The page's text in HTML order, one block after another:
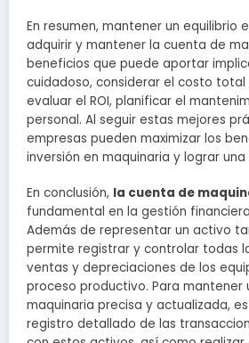
En resumen, mantener un equilibrio
adquirir y mantener la cuenta de
beneficios que puede aportar
cuidadoso, considerar el costo
evaluar el ROI, planificar el
personal. Al seguir estas mejores
empresas pueden maximizar los
inversión en maquinaria y lograr
En conclusión, la cuenta de
fundamental en la gestión
Además de representar un activo
permite registrar y controlar todas
ventas y depreciaciones de los
proceso productivo. Para mantener
maquinaria precisa y actualizada,
registro detallado de las